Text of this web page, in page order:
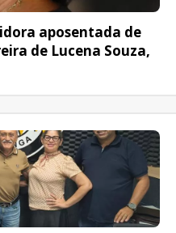
aposentada de
de Lucena Souza,